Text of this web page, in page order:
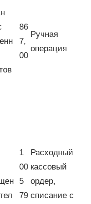
86
7,
00
Ручная
операция
1
00
5
79
Расходный
кассовый
ордер,
списание с